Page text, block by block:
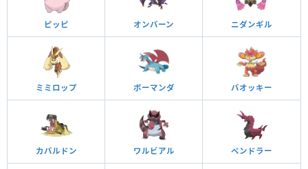
ピッピ オンバーン ニダンギル
ミミロップ ボーマンダ バオッキー
カバルドン ワルビアル ペンドラー